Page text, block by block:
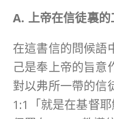
A. 上帝在信徒裏的
在這書信的問候語
己是奉上帝的旨意
對以弗所一帶的信
1:1「就是在基督